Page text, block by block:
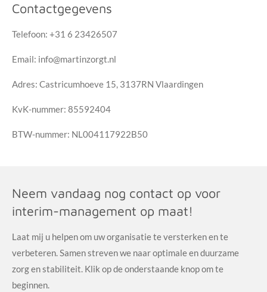
Contactgegevens
Telefoon: +31 6 23426507
Email: info@martinzorgt.nl
Adres: Castricumhoeve 15, 3137RN Vlaardingen
KvK-nummer: 85592404
BTW-nummer: NL004117922B50
Neem vandaag nog contact op voor
interim-management op maat!
Laat mij u helpen om uw organisatie te versterken en te
verbeteren. Samen streven we naar optimale en duurzame
zorg en stabiliteit. Klik op de onderstaande knop om te
beginnen.